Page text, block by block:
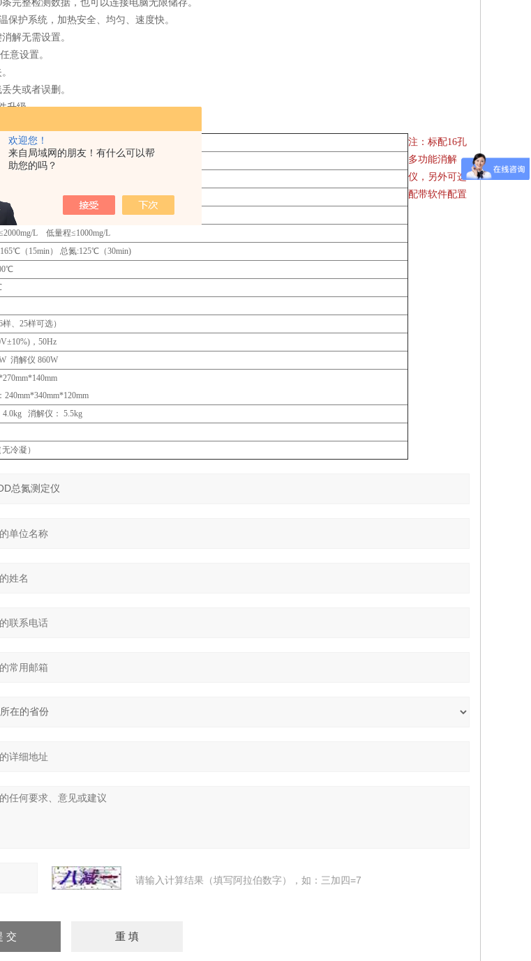
欢迎您！
来自局域网的朋友！有什么可以帮
助您的吗？
完整检测数据，也可以连接电脑无限储存。
保护系统，加热安全、均匀、速度快。
解无需设置。
意设置。
失或者误删。
升级。
标
10000mg/L 总氮：0.5-100mg/L
氮:≤±5%
5mg/L 总氮：0.5mg/L
20分钟
L 低量程≤1000mg/L
（15min） 总氮:125℃（30min)
样、25样可选）
，50Hz
消解仪 860W
240mm*340mm*120mm
4.0kg 消解仪： 5.5kg
冷凝）
注：标配16孔
多功能消解
仪，另外可选
配带软件配置
请输入计算结果（填写阿拉伯数字），如：三加四=7